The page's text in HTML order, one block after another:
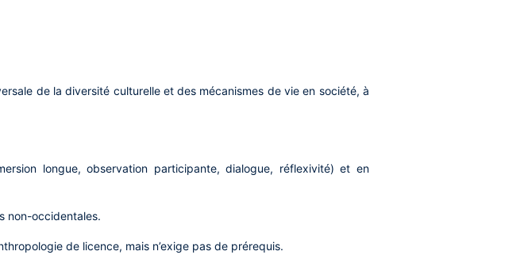
de la diversité culturelle et des mécanismes de vie en société, à
longue, observation participante, dialogue, réflexivité) et en
non-occidentales.
de licence, mais n’exige pas de prérequis.